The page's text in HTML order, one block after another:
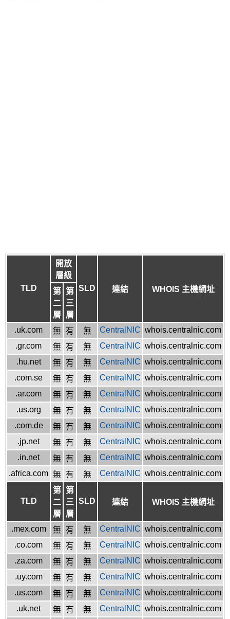
TLD
開放
層級
SLD
連結 WHOIS 主機網址
第
二
層
第
三
層
.uk.com
無 有 無 CentralNIC whois.centralnic.com
.gr.com
無 有 無 CentralNIC whois.centralnic.com
.hu.net
無 有 無 CentralNIC whois.centralnic.com
.com.se
無 有 無 CentralNIC whois.centralnic.com
.ar.com
無 有 無 CentralNIC whois.centralnic.com
.us.org
無 有 無 CentralNIC whois.centralnic.com
.com.de
無 有 無 CentralNIC whois.centralnic.com
.jp.net
無 有 無 CentralNIC whois.centralnic.com
.in.net
無 有 無 CentralNIC whois.centralnic.com
.africa.com 無 有 無 CentralNIC whois.centralnic.com
TLD
第
二
層
第
三
層
SLD 連結 WHOIS 主機網址
.mex.com 無 有 無 CentralNIC whois.centralnic.com
.co.com
無 有 無 CentralNIC whois.centralnic.com
.za.com
無 有 無 CentralNIC whois.centralnic.com
.uy.com
無 有 無 CentralNIC whois.centralnic.com
.us.com
無 有 無 CentralNIC whois.centralnic.com
.uk.net
無 有 無 CentralNIC whois.centralnic.com